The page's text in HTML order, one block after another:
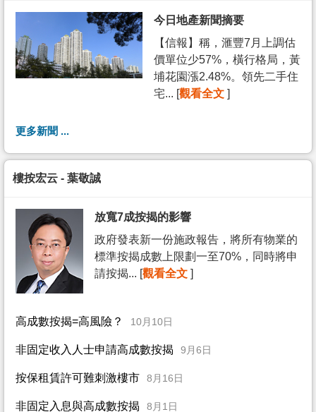
今日地產新聞摘要
【信報】稱，滙豐7月上調估
價單位少57%，橫行格局，黃
埔花園漲2.48%。領先二手住
宅... [觀看全文 ]
更多新聞 ...
樓按宏云 - 葉敬誠
放寬7成按揭的影響
政府發表新一份施政報告，將所有物業的
標準按揭成數上限劃一至70%，同時將申
請按揭... [觀看全文 ]
高成數按揭=高風險？ 10月10日
非固定收入人士申請高成數按揭 9月6日
按保租賃許可難刺激樓市 8月16日
非固定入息與高成數按揭 8月1日